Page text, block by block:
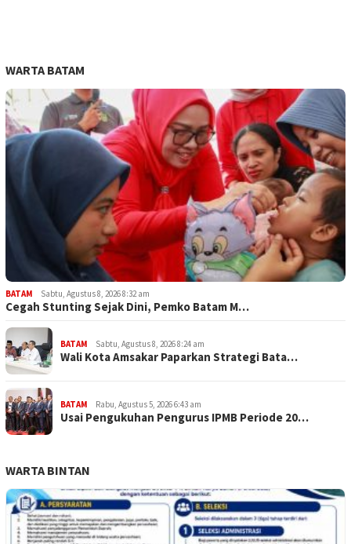
WARTA BATAM
BATAM Sabtu, Agustus 8, 2026 8:32 am
Cegah Stunting Sejak Dini, Pemko Batam M…
BATAM Sabtu, Agustus 8, 2026 8:24 am
Wali Kota Amsakar Paparkan Strategi Bata…
BATAM Rabu, Agustus 5, 2026 6:43 am
Usai Pengukuhan Pengurus IPMB Periode 20…
WARTA BINTAN